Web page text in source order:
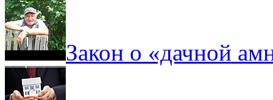
Закон о «дачной